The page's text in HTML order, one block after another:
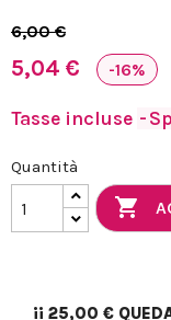
6,00 €
5,04 € -16%
Tasse incluse
Quantità

¡¡ 25,00 €